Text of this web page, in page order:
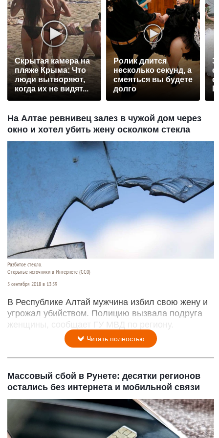
Скрытая камера на
пляже Крыма: Что
люди вытворяют,
когда их не видят...
Ролик длится
несколько секунд, а
смеяться вы будете
долго
На Алтае ревнивец залез в чужой дом через
окно и хотел убить жену осколком стекла
Разбитое стекло.
Открытые источники в Интернете (СС0)
5 сентября 2018 в 13:59
В Республике Алтай мужчина избил свою жену и
угрожал убийством. Полицию вызвала подруга
женщины, сообщает ГУ МВД по региону.
Читать полностью
Массовый сбой в Рунете: десятки регионов
остались без интернета и мобильной связи